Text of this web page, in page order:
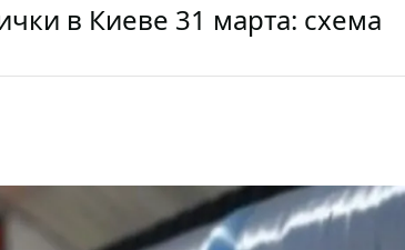
в Киеве 31 марта: схема